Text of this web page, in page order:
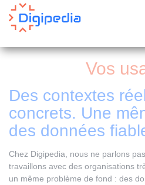
Vos
Des contextes
concrets. Une
des données
Chez Digipedia, nous ne parlons
travaillons avec des organisations
un même problème de fond : des
Panneau de gestion des cookies